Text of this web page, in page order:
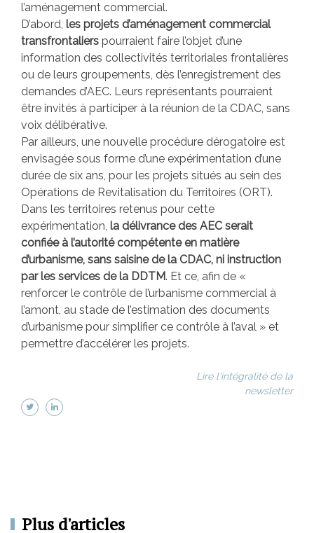
l’aménagement commercial.
D’abord, les projets d’aménagement commercial
transfrontaliers pourraient faire l’objet d’une
information des collectivités territoriales frontalières
ou de leurs groupements, dès l’enregistrement des
demandes d’AEC. Leurs représentants pourraient
être invités à participer à la réunion de la CDAC, sans
voix délibérative.
Par ailleurs, une nouvelle procédure dérogatoire est
envisagée sous forme d’une expérimentation d’une
durée de six ans, pour les projets situés au sein des
Opérations de Revitalisation du Territoires (ORT).
Dans les territoires retenus pour cette
expérimentation, la délivrance des AEC serait
confiée à l’autorité compétente en matière
d’urbanisme, sans saisine de la CDAC, ni instruction
par les services de la DDTM. Et ce, afin de «
renforcer le contrôle de l’urbanisme commercial à
l’amont, au stade de l’estimation des documents
d’urbanisme pour simplifier ce contrôle à l’aval » et
permettre d’accélérer les projets.
Lire l'intégralité de la
newsletter
Plus d'articles